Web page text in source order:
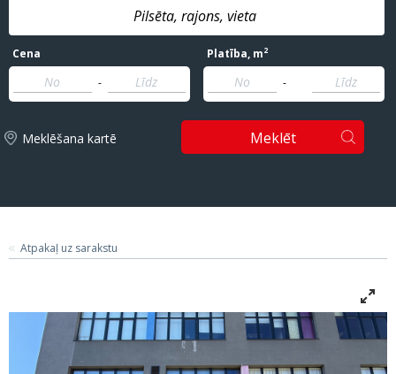
Cena
-
Platība, m2
-
Meklēšana kartē Meklēt
Atpakaļ uz sarakstu